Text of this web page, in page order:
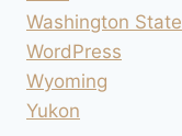
Washington State
WordPress
Wyoming
Yukon